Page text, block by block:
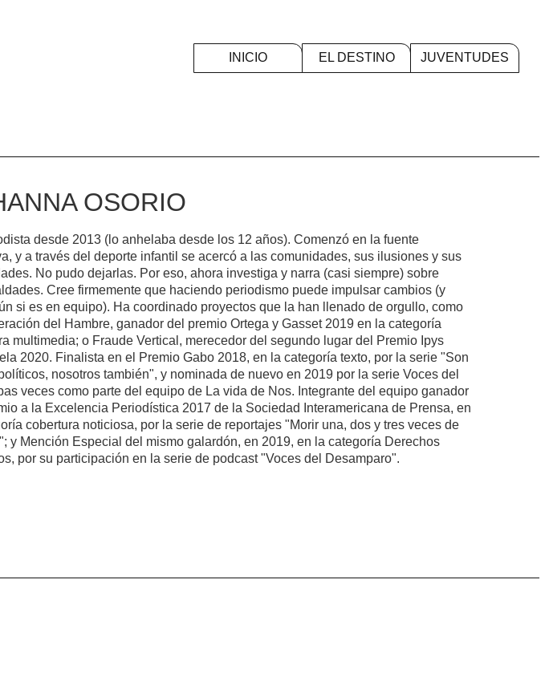
INICIO EL DESTINO JUVENTUDES
OSORIO
desde 2013 (lo anhelaba desde los 12 años). Comenzó en la fuente
y a través del deporte infantil se acercó a las comunidades, sus ilusiones y sus
No pudo dejarlas. Por eso, ahora investiga y narra (casi siempre) sobre
Cree firmemente que haciendo periodismo puede impulsar cambios (y
si es en equipo). Ha coordinado proyectos que la han llenado de orgullo, como
del Hambre, ganador del premio Ortega y Gasset 2019 en la categoría
multimedia; o Fraude Vertical, merecedor del segundo lugar del Premio Ipys
2020. Finalista en el Premio Gabo 2018, en la categoría texto, por la serie "Son
nosotros también", y nominada de nuevo en 2019 por la serie Voces del
veces como parte del equipo de La vida de Nos. Integrante del equipo ganador
a la Excelencia Periodística 2017 de la Sociedad Interamericana de Prensa, en
cobertura noticiosa, por la serie de reportajes "Morir una, dos y tres veces de
y Mención Especial del mismo galardón, en 2019, en la categoría Derechos
por su participación en la serie de podcast "Voces del Desamparo".